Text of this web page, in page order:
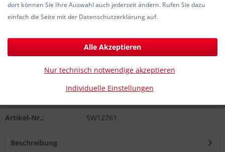
25,00 € *
Sofort versandfertig, Lieferzeit ca. 1-3 Werktage
In den Warenkorb
Artikel-Nr.: SW12761
Beschreibung
dort können Sie Ihre Auswahl auch jederzeit ändern. Rufen Sie dazu
einfach die Seite mit der Datenschutzerklärung auf.
Individuelle Einstellungen
Nur technisch notwendige akzeptieren
Alle Akzeptieren